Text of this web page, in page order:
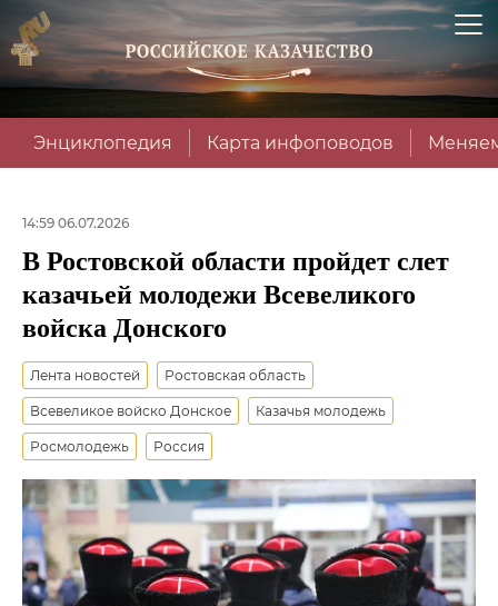
Энциклопедия Карта инфоповодов
14:59 06.07.2026
В Ростовской области пройдет слет
казачьей молодежи Всевеликого
войска Донского
Лента новостей Ростовская область
Всевеликое войско Донское Казачья молодежь
Росмолодежь Россия